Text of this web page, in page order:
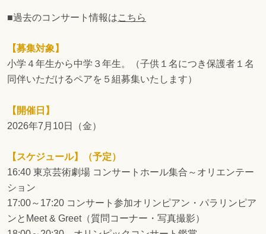
■過去のコンサート情報はこちら
【募集対象】
小学４年生から中学３年生。（子供１名につき保護者１名
同伴いただけるペアを５組募集いたします）
【開催日】
2026年7月10日（金）
【スケジュール】（予定）
16:40 東京芸術劇場 コンサートホール集合～オリエンテー
ション
17:00～17:20 コンサート参加オリンピアン・パラリンピア
ンとMeet & Greet（質問コーナー・写真撮影）